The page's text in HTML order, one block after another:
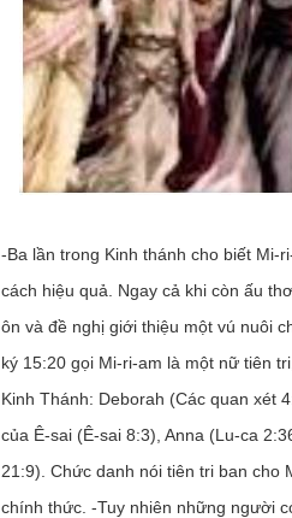
-Ba lần trong Kinh thánh cho biết
cách hiệu quả. Ngay cả khi còn ấu
ôn và đề nghị giới thiệu một vú nuôi
ký 15:20 gọi Mi-ri-am là một nữ tiên
Kinh Thánh: Deborah (Các quan xét
của Ê-sai (Ê-sai 8:3), Anna (Lu-ca
21:9). Chức danh nói tiên tri ban cho
chính thức. -Tuy nhiên những người